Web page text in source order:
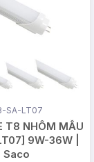
SA-LT07
T8 NHÔM MẪU
9W-36W |
Saco